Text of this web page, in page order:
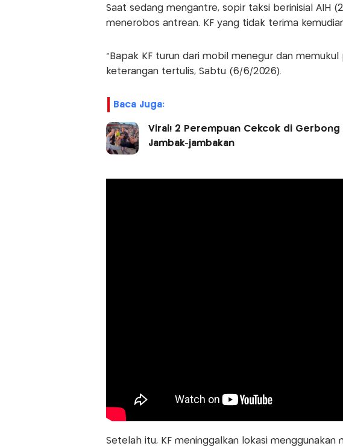
Saat sedang mengantre, sopir taksi berinisial AIH
menerobos antrean. KF yang tidak terima
"Bapak KF turun dari mobil menegur dan
keterangan tertulis, Sabtu (6/6/2026).
Baca Juga:
Viral! 2 Perempuan Cekcok di Gerbong
Jambak-jambakan
Setelah itu, KF meninggalkan lokasi menggunakan